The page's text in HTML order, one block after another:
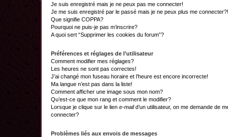
Je suis enregistré mais je ne peux pas me connecter!
Je me suis enregistré par le passé mais je ne peux plus me connecter?!
Que signifie COPPA?
Pourquoi ne puis-je pas m’inscrire?
A quoi sert “Supprimer les cookies du forum”?
Préférences et réglages de l’utilisateur
Comment modifier mes réglages?
Les heures ne sont pas correctes!
J’ai changé mon fuseau horaire et l’heure est encore incorrecte!
Ma langue n’est pas dans la liste!
Comment afficher une image sous mon nom?
Qu’est-ce que mon rang et comment le modifier?
Lorsque je clique sur le lien e-maild’un utilisateur, on me demande de
connecter?
Problèmes liés aux envois de messages